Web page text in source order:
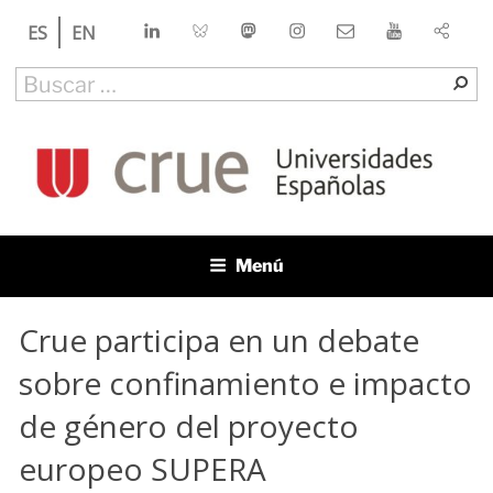
contenido
ES EN LinkedInBlueskyMastodonInstagramContactoYouTube
Buscar
por:
CRUE
Conferencia de Rectores de las Universidades Españolas
Menú
Crue participa en un debate
sobre confinamiento e impacto
de género del proyecto
europeo SUPERA